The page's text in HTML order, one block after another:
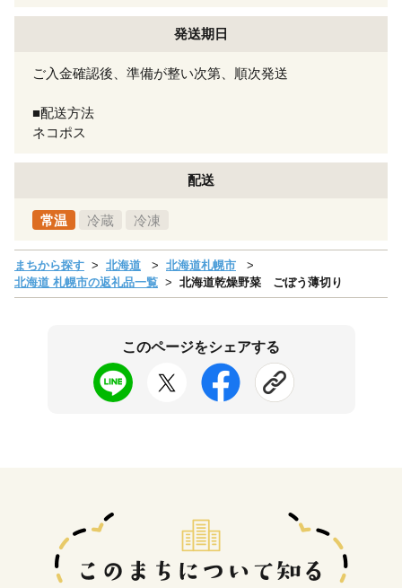
発送期日
ご入金確認後、準備が整い次第、順次発送
■配送方法
ネコポス
配送
常温 冷蔵 冷凍
まちから探す 北海道
北海道札幌市
北海道 札幌市の返礼品一覧
北海道乾燥野菜 ごぼう薄切り
このページをシェアする